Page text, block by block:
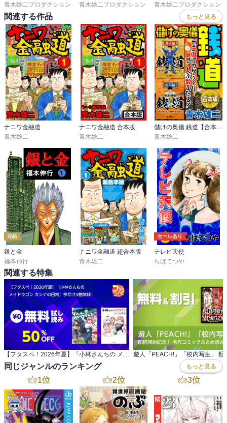
青木雄二プロダクション
青木雄二プロダクション
青木雄二プロダクション
関連する作品 もっと見る
ナニワ金融道
青木雄二
ナニワ金融道 合本版
青木雄二
儲けの奥儀 銭道【合本版】
青木雄二
完結
銀と金
福本伸行
ナニワ金融道 超合本版
青木雄二
セールあり
テレビ天使
ちばてつや
関連する特集
同じジャンルのランキング もっと見る
1位 2位 3位